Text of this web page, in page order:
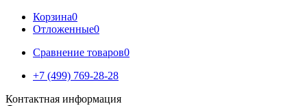
Корзина0
Отложенные0
Сравнение товаров0
+7 (499) 769-28-28
Контактная информация